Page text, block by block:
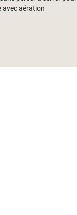
avec aération